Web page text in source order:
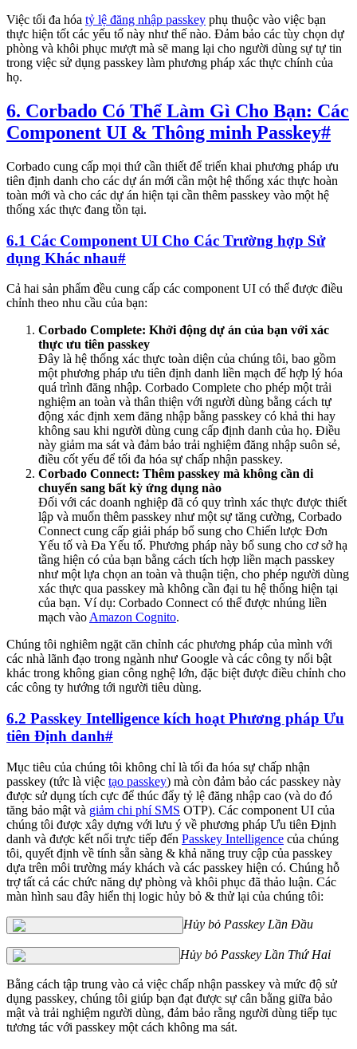
Việc tối đa hóa tỷ lệ đăng nhập passkey phụ thuộc vào việc bạn
thực hiện tốt các yếu tố này như thế nào. Đảm bảo các tùy chọn dự
phòng và khôi phục mượt mà sẽ mang lại cho người dùng sự tự tin
trong việc sử dụng passkey làm phương pháp xác thực chính của
họ.
6. Corbado Có Thể Làm Gì Cho Bạn: Các
Component UI & Thông minh Passkey#
Corbado cung cấp mọi thứ cần thiết để triển khai phương pháp ưu
tiên định danh cho các dự án mới cần một hệ thống xác thực hoàn
toàn mới và cho các dự án hiện tại cần thêm passkey vào một hệ
thống xác thực đang tồn tại.
6.1 Các Component UI Cho Các Trường hợp Sử
dụng Khác nhau#
Cả hai sản phẩm đều cung cấp các component UI có thể được điều
chỉnh theo nhu cầu của bạn:
Corbado Complete: Khởi động dự án của bạn với xác
thực ưu tiên passkey
Đây là hệ thống xác thực toàn diện của chúng tôi, bao gồm
một phương pháp ưu tiên định danh liền mạch để hợp lý hóa
quá trình đăng nhập. Corbado Complete cho phép một trải
nghiệm an toàn và thân thiện với người dùng bằng cách tự
động xác định xem đăng nhập bằng passkey có khả thi hay
không sau khi người dùng cung cấp định danh của họ. Điều
này giảm ma sát và đảm bảo trải nghiệm đăng nhập suôn sẻ,
điều cốt yếu để tối đa hóa sự chấp nhận passkey.
Corbado Connect: Thêm passkey mà không cần di
chuyển sang bất kỳ ứng dụng nào
Đối với các doanh nghiệp đã có quy trình xác thực được thiết
lập và muốn thêm passkey như một sự tăng cường, Corbado
Connect cung cấp giải pháp bổ sung cho Chiến lược Đơn
Yếu tố và Đa Yếu tố. Phương pháp này bổ sung cho cơ sở hạ
tầng hiện có của bạn bằng cách tích hợp liền mạch passkey
như một lựa chọn an toàn và thuận tiện, cho phép người dùng
xác thực qua passkey mà không cần đại tu hệ thống hiện tại
của bạn. Ví dụ: Corbado Connect có thể được nhúng liền
mạch vào Amazon Cognito.
Chúng tôi nghiêm ngặt căn chỉnh các phương pháp của mình với
các nhà lãnh đạo trong ngành như Google và các công ty nổi bật
khác trong không gian công nghệ lớn, đặc biệt được điều chỉnh cho
các công ty hướng tới người tiêu dùng.
6.2 Passkey Intelligence kích hoạt Phương pháp Ưu
tiên Định danh#
Mục tiêu của chúng tôi không chỉ là tối đa hóa sự chấp nhận
passkey (tức là việc tạo passkey) mà còn đảm bảo các passkey này
được sử dụng tích cực để thúc đẩy tỷ lệ đăng nhập cao (và do đó
tăng bảo mật và giảm chi phí SMS OTP). Các component UI của
chúng tôi được xây dựng với lưu ý về phương pháp Ưu tiên Định
danh và được kết nối trực tiếp đến Passkey Intelligence của chúng
tôi, quyết định về tính sẵn sàng & khả năng truy cập của passkey
dựa trên môi trường máy khách và các passkey hiện có. Chúng hỗ
trợ tất cả các chức năng dự phòng và khôi phục đã thảo luận. Các
màn hình sau đây hiển thị logic hủy bỏ & thử lại của chúng tôi:
Hủy bỏ Passkey Lần Đầu
Hủy bỏ Passkey Lần Thứ Hai
Bằng cách tập trung vào cả việc chấp nhận passkey và mức độ sử
dụng passkey, chúng tôi giúp bạn đạt được sự cân bằng giữa bảo
mật và trải nghiệm người dùng, đảm bảo rằng người dùng tiếp tục
tương tác với passkey một cách không ma sát.